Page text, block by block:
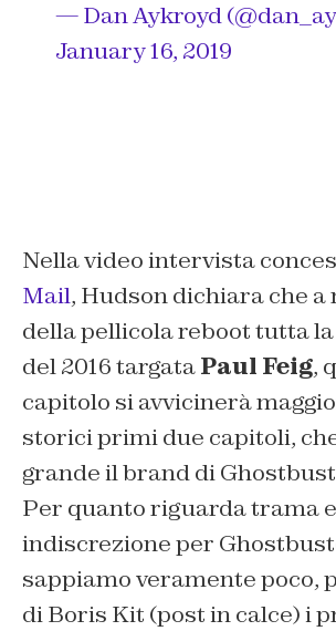
— Dan Aykroyd
January 16, 2019
Nella video intervista
Mail, Hudson dichiara che
della pellicola reboot tutta
del 2016 targataPaul Feig,
capitolo si avvicinerà
storici primi due capitoli,
grande il brand di
Per quanto riguarda trama
indiscrezione per
sappiamo veramente poco,
diBoris Kit (post in calce)i